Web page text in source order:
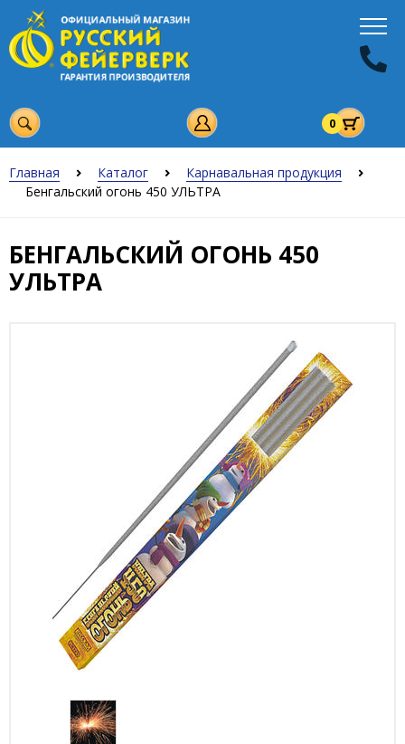
0
Главная Каталог
Карнавальная продукция
Бенгальский огонь 450 УЛЬТРА
БЕНГАЛЬСКИЙ ОГОНЬ 450
УЛЬТРА